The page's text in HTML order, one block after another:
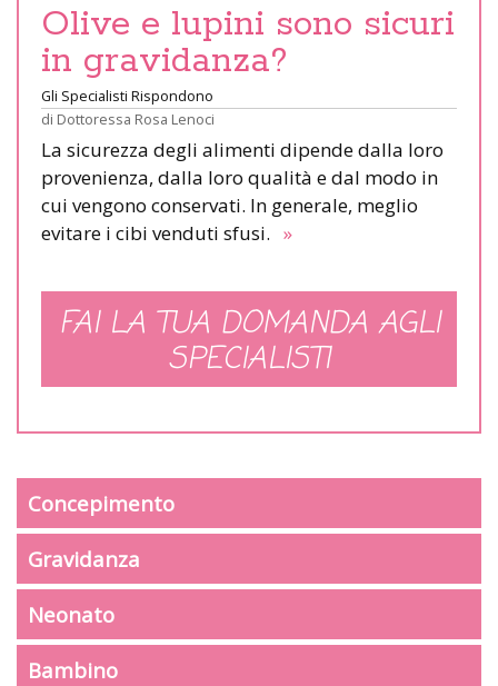
Olive e lupini sono sicuri
in gravidanza?
Gli Specialisti Rispondono
di Dottoressa Rosa Lenoci
La sicurezza degli alimenti dipende dalla loro
provenienza, dalla loro qualità e dal modo in
cui vengono conservati. In generale, meglio
evitare i cibi venduti sfusi. »
FAI LA TUA DOMANDA AGLI
SPECIALISTI
Concepimento
Gravidanza
Neonato
Bambino